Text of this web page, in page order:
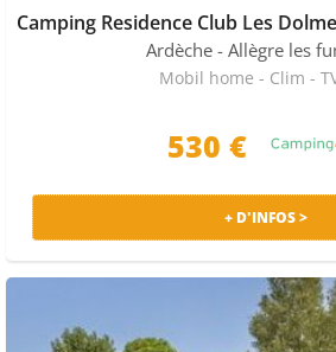
Ardèche - Allègre les
Mobil home - Clim -
530 €
+ D'INFOS >